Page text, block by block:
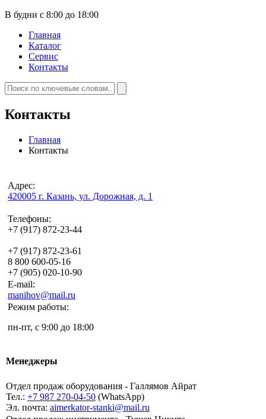
В будни с 8:00 до 18:00
Главная
Каталог
Сервис
Контакты
Контакты
Главная
Контакты
Адрес:
420005 г. Казань, ул. Дорожная, д. 1
Телефоны:
+7 (917) 872-23-44
+7 (917) 872-23-61
8 800 600-05-16
+7 (905) 020-10-90
E-mail:
manihov@mail.ru
Режим работы:
пн-пт, c 9:00 до 18:00
Менеджеры
Отдел продаж оборудования - Галлямов Айрат
Тел.: +7 987 270-04-50 (WhatsApp)
Эл. почта: aimerkator-stanki@mail.ru